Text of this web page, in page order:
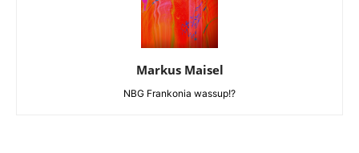
Markus Maisel
NBG Frankonia wassup!?